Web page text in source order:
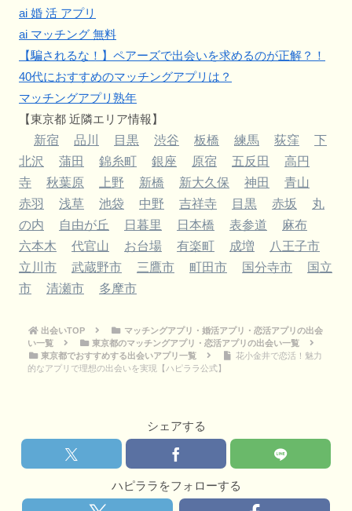
ai 婚 活 アプリ
ai マッチング 無料
【騙されるな！】ペアーズで出会いを求めるのが正解？！
40代におすすめのマッチングアプリは？
マッチングアプリ熟年
【東京都 近隣エリア情報】
新宿
品川 目黒 渋谷 板橋 練馬 荻窪
下
北沢
蒲田 錦糸町 銀座 原宿 五反田
高円
寺
秋葉原 上野 新橋 新大久保 神田
青山
赤羽
浅草 池袋 中野 吉祥寺 目黒 赤坂
丸
の内
自由が丘 日暮里 日本橋 表参道
麻布
六本木
代官山 お台場 有楽町 成増
八王子市
立川市
武蔵野市 三鷹市 町田市 国分寺市
国立
市
清瀬市 多摩市
出会いTOP
マッチングアプリ・婚活アプリ・恋活アプリの出会
い一覧
東京都のマッチングアプリ・恋活アプリの出会い一覧
東京都でおすすめする出会いアプリ一覧
花小金井で恋活！魅力
的なアプリで理想の出会いを実現【ハピララ公式】
シェアする
ハピララをフォローする